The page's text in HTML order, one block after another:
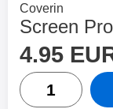
Go to brand page
Coverin
Screen
price
4.95
quantity